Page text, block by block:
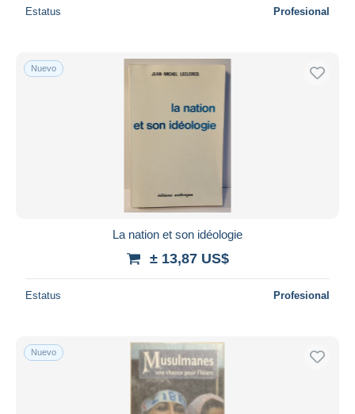
Estatus Profesional
Nuevo
La nation et son idéologie
± 13,87 US$
Estatus Profesional
Nuevo